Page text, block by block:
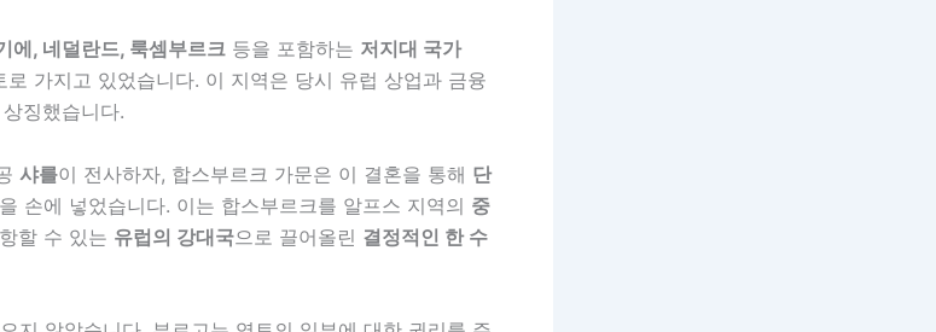
에, 네덜란드, 룩셈부르크 등을 포함하는 저지대 국가
로 가지고 있었습니다. 이 지역은 당시 유럽 상업과 금융
징했습니다.
샤를이 전사하자, 합스부르크 가문은 이 결혼을 통해 단
을 손에 넣었습니다. 이는 합스부르크를 알프스 지역의 중
할 수 있는 유럽의 강대국으로 끌어올린 결정적인 한 수